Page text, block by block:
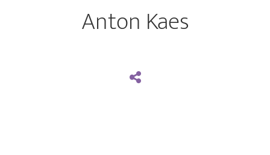
Anton Kaes